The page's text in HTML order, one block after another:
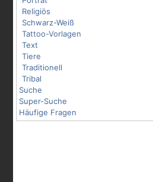
Religiös
Schwarz-Weiß
Tattoo-Vorlagen
Text
Tiere
Traditionell
Tribal
Suche
Super-Suche
Häufige Fragen